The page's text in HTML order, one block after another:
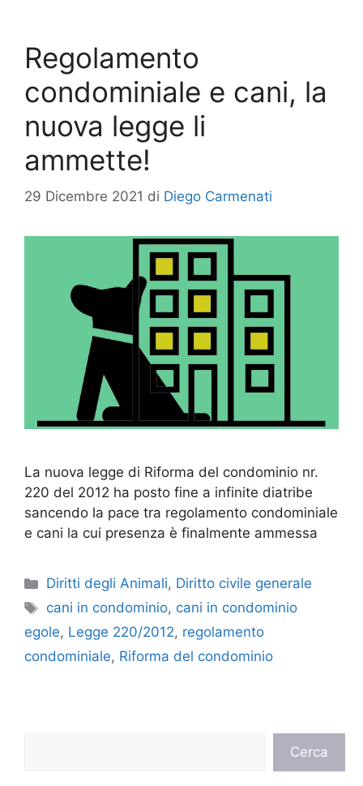
Regolamento
condominiale e cani, la
nuova legge li
ammette!
29 Dicembre 2021 di Diego Carmenati
La nuova legge di Riforma del condominio nr.
220 del 2012 ha posto fine a infinite diatribe
sancendo la pace tra regolamento condominiale
e cani la cui presenza è finalmente ammessa
Categorie
Diritti degli Animali, Diritto civile generale
Tag
cani in condominio, cani in condominio
egole, Legge 220/2012, regolamento
condominiale, Riforma del condominio
Cerca